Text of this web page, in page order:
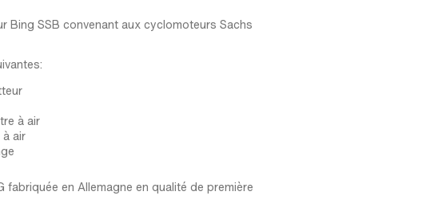
Bing SSB convenant aux cyclomoteurs Sachs
à air
air
fabriquée en Allemagne en qualité de première